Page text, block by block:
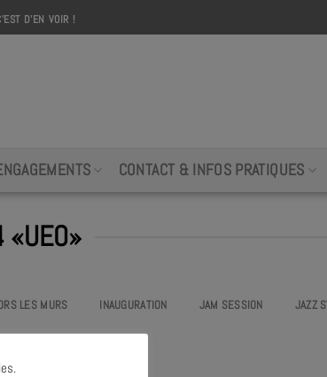
D'EN VOIR !
CONTACT & INFOS PRATIQUES
«UEO»
LES MURS INAUGURATION JAM SESSION JAZZ